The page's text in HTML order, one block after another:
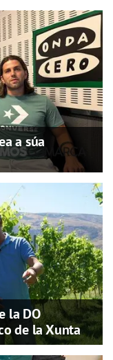
a súa
la DO
de la Xunta